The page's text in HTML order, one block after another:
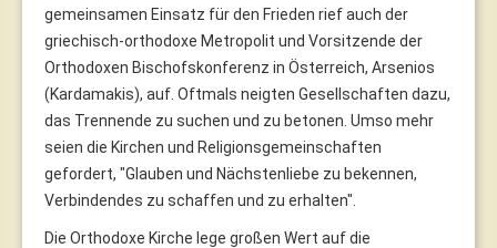
gemeinsamen Einsatz für den Frieden rief auch der
griechisch-orthodoxe Metropolit und Vorsitzende der
Orthodoxen Bischofskonferenz in Österreich, Arsenios
(Kardamakis), auf. Oftmals neigten Gesellschaften dazu,
das Trennende zu suchen und zu betonen. Umso mehr
seien die Kirchen und Religionsgemeinschaften
gefordert, "Glauben und Nächstenliebe zu bekennen,
Verbindendes zu schaffen und zu erhalten".
Die Orthodoxe Kirche lege großen Wert auf die